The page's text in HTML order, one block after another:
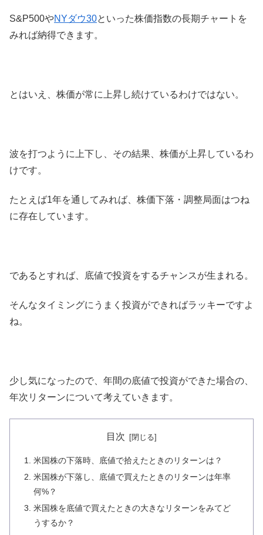
S&P500やNYダウ30といった株価指数の長期チャートを
みれば納得できます。
とはいえ、株価が常に上昇し続けているわけではない。
波を打つように上下し、その結果、株価が上昇しているわ
けです。
たとえば1年を通してみれば、株価下落・調整局面はつね
に存在しています。
であるとすれば、底値で投資をするチャンスが生まれる。
そんなタイミングにうまく投資ができればラッキーですよ
ね。
少し気になったので、年間の底値で投資ができた場合の、
年次リターンについて考えていきます。
目次
米国株の下落時、底値で拾えたときのリターンは？
米国株が下落し、底値で買えたときのリターンは年率
何%？
米国株を底値で買えたときの大きなリターンをみてど
うするか？